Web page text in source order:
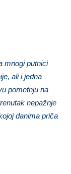
mnogi putnici
ali i jedna
pometnju na
nepažnje
danima priča